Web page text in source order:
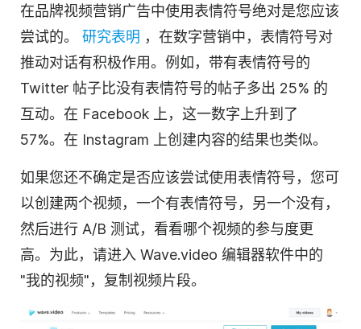
在品牌视频营销广告中使用表情符号绝对是您应该
尝试的。 研究表明 ，在数字营销中，表情符号对
推动对话有积极作用。例如，带有表情符号的
Twitter 帖子比没有表情符号的帖子多出 25% 的
互动。在 Facebook 上，这一数字上升到了
57%。在 Instagram 上创建内容的结果也类似。
如果您还不确定是否应该尝试使用表情符号，您可
以创建两个视频，一个有表情符号，另一个没有，
然后进行 A/B 测试，看看哪个视频的参与度更
高。为此，请进入 Wave.video 编辑器软件中的
"我的视频"，复制视频片段。